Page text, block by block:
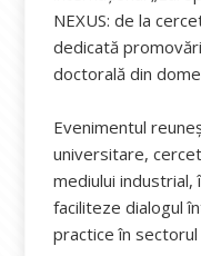
NEXUS: de la
dedicată
doctorală din
Evenimentul
universitare,
mediului industrial,
faciliteze dialogul
practice în